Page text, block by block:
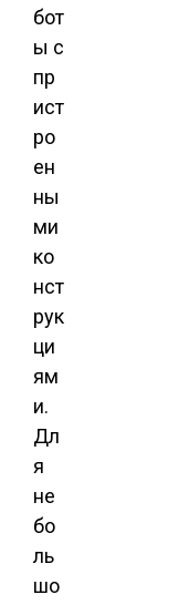
бот
ы с
пр
ист
ро
ен
ны
ми
ко
нст
рук
ци
ям
и.
Дл
я
не
бо
ль
шо